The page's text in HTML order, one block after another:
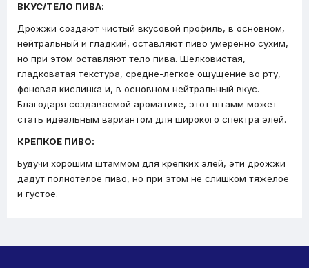
ВКУС/ТЕЛО ПИВА:
Дрожжи создают чистый вкусовой профиль, в основном,
нейтральный и гладкий, оставляют пиво умеренно сухим,
но при этом оставляют тело пива. Шелковистая,
гладковатая текстура, средне-легкое ощущение во рту,
фоновая кислинка и, в основном нейтральный вкус.
Благодаря создаваемой ароматике, этот штамм может
стать идеальным вариантом для широкого спектра элей.
КРЕПКОЕ ПИВО:
Будучи хорошим штаммом для крепких элей, эти дрожжи
дадут полнотелое пиво, но при этом не слишком тяжелое
и густое.